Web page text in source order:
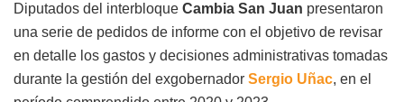
Diputados del interbloque Cambia San Juan presentaron
una serie de pedidos de informe con el objetivo de revisar
en detalle los gastos y decisiones administrativas tomadas
durante la gestión del exgobernador Sergio Uñac, en el